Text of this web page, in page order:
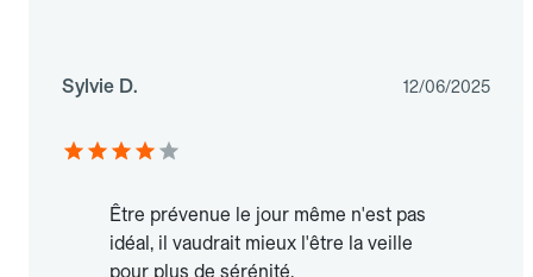
Sylvie D. 12/06/2025
Être prévenue le jour même n'est pas
idéal, il vaudrait mieux l'être la veille
pour plus de sérénité.